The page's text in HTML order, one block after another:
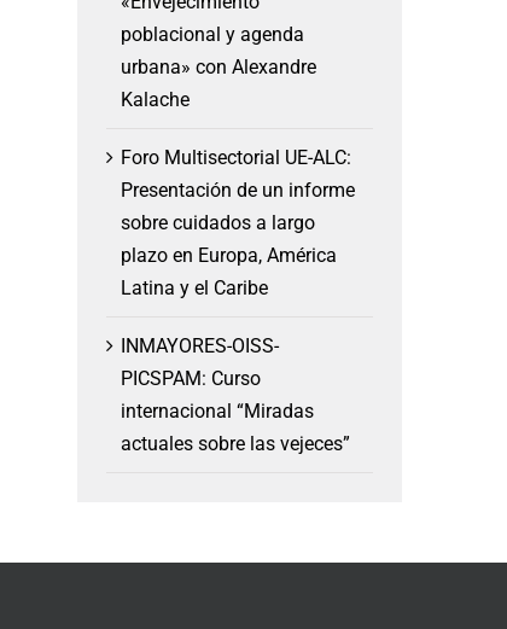
poblacional y agenda
urbana» con Alexandre
Kalache
Foro Multisectorial UE-ALC:
Presentación de un informe
sobre cuidados a largo
plazo en Europa, América
Latina y el Caribe
INMAYORES-OISS-
PICSPAM: Curso
internacional “Miradas
actuales sobre las vejeces”